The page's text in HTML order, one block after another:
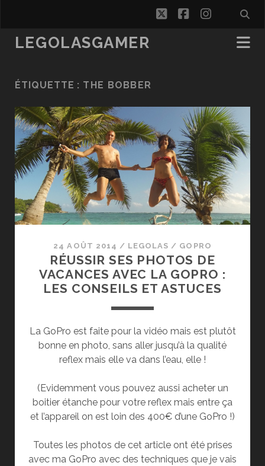
twitterfacebook
LEGOLASGAMER
ÉTIQUETTE : THE BOBBER
24 AOÛT 2014 / LEGOLAS / GOPRO
RÉUSSIR SES PHOTOS DE
VACANCES AVEC LA GOPRO :
LES CONSEILS ET ASTUCES
La GoPro est faite pour la vidéo mais est plutôt
bonne en photo, sans aller jusqu’à la qualité
reflex mais elle va dans l’eau, elle !
(Evidemment vous pouvez aussi acheter un
boitier étanche pour votre reflex mais entre ça
et l’appareil on est loin des 400€ d’une GoPro !)
Toutes les photos de cet article ont été prises
avec ma GoPro avec des techniques que je vais